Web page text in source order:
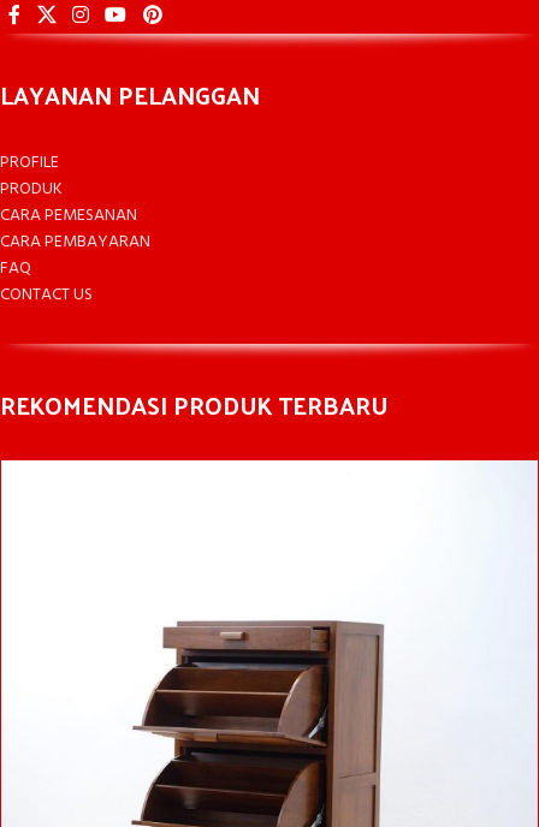
LAYANAN PELANGGAN
PROFILE
PRODUK
CARA PEMESANAN
CARA PEMBAYARAN
FAQ
CONTACT US
REKOMENDASI PRODUK TERBARU